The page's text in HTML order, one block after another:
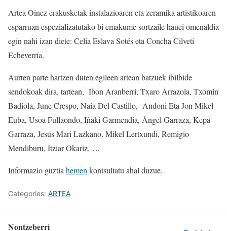
Artea Oinez erakusketak instalazioaren eta zeramika artistikoaren
esparruan espezializatutako bi emakume sortzaile hauei omenaldia
egin nahi izan diete: Celia Eslava Sotés eta Concha Cilveti
Echeverría.
Aurten parte hartzen duten egileen artean batzuek ibilbide
sendokoak dira, tartean, Ibon Aranberri, Txaro Arrazola, Txomin
Badiola, June Crespo, Naia Del Castillo, Andoni Eta Jon Mikel
Euba, Usoa Fullaondo, Iñaki Garmendia, Ángel Garraza, Kepa
Garraza, Jesús Mari Lazkano, Mikel Lertxundi, Remigio
Mendiburu, Itziar Okariz,….
Informazio guztiahemenkontsultatu ahal duzue.
Categories: ARTEA
Nontzeberri